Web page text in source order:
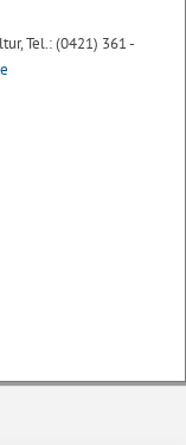
Tel.: (0421) 361 -